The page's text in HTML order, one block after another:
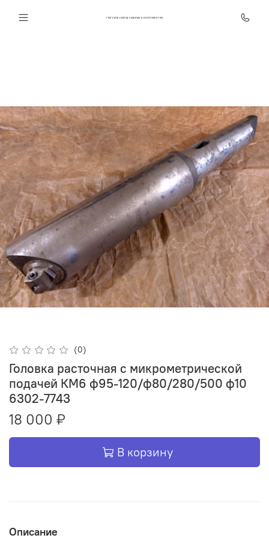
ТОРГОВЛЯ ОБОРУДОВАНИЕМ И ИНСТРУМЕНТОМ
(0)
Головка расточная с микрометрической
подачей КМ6 ф95-120/ф80/280/500 ф10
6302-7743
18 000 ₽
В корзину
Описание